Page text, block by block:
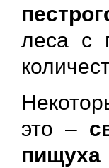
леса с
это –
пищуха